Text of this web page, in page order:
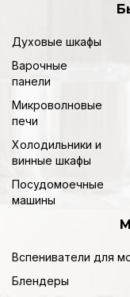
Духовые шкафы
Варочные
панели
Микроволновые
печи
Холодильники и
винные шкафы
Посудомоечные
машины
Вспениватели для
Блендеры